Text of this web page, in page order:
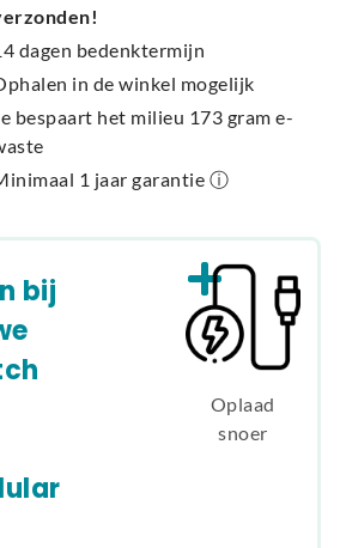
dagen bedenktermijn
in de winkel mogelijk
bespaart het milieu 173 gram e-
1 jaar garantie ⓘ
bij
Oplaad
snoer